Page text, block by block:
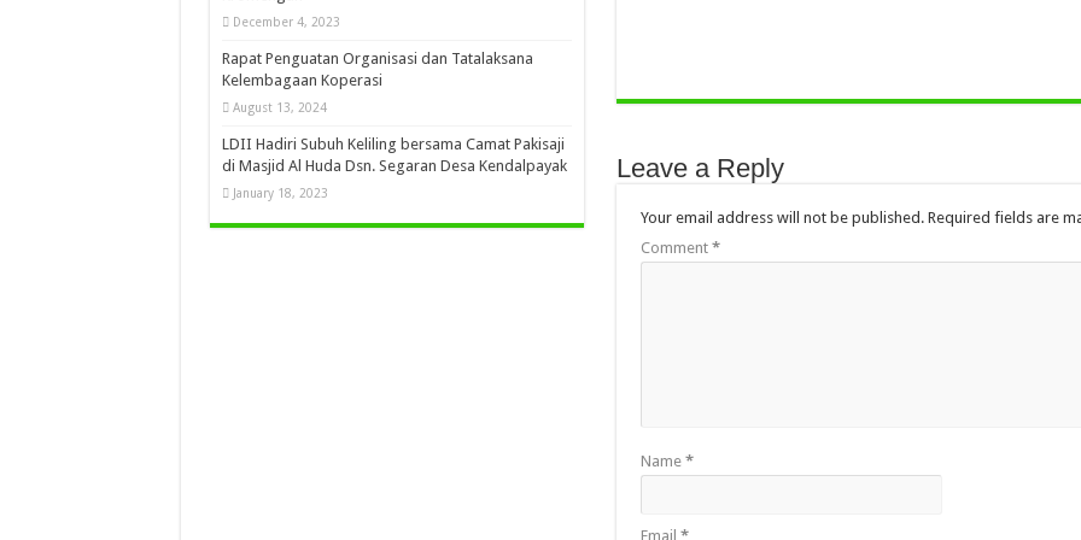
Leave a Reply
Your email address will not be published. Required fields are
Comment *
Name *
Email *
December 4, 2023
Rapat Penguatan Organisasi dan Tatalaksana
Kelembagaan Koperasi
August 13, 2024
LDII Hadiri Subuh Keliling bersama Camat Pakisaji
di Masjid Al Huda Dsn. Segaran Desa Kendalpayak
January 18, 2023